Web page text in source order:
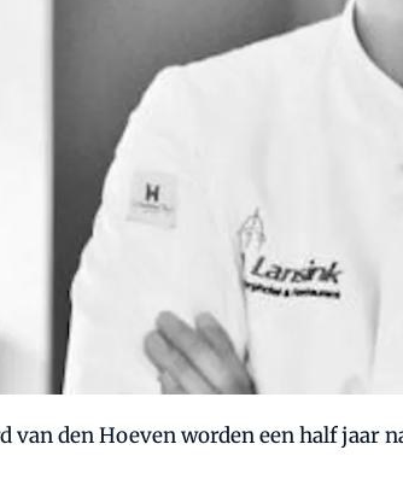
den Hoeven worden een half jaar